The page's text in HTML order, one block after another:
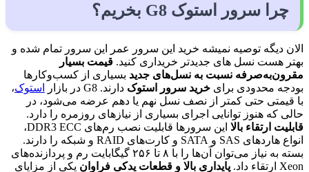
چرا سرور استوک G8 بخریم؟
الان دیگه توصیه نمیشه خرید این سرور عمر این سرور تمام شده و
بهتر هست نسل های جدیدتر خریداری کنید. قیمت بسیار
مقرون‌به‌صرفه نسبت به نسل‌های جدید بسیاری از کسب‌وکارها
بودجه محدودی برای خرید سرور استوک دارند. G8 در بازار استوک،
با قیمتی حتی کمتر از نصف نسل نهم یا دهم عرضه می‌شود، در
حالی که هنوز توانایی اجرای بسیاری از نیازهای روزمره را دارد.
قابلیت ارتقاء بالا
این سرورها قابلیت نصب رم‌های DDR3 ECC،
انواع هاردهای SAS و SATA و کارت‌های RAID و شبکه را دارند.
بسته به نیاز می‌توان آن‌ها را با ۸ تا ۲۵۶ گیگابایت رم و پردازنده‌های
Xeon ارتقاء داد.
پایداری بالا و قطعات یدکی فراوان یکی از مزایای